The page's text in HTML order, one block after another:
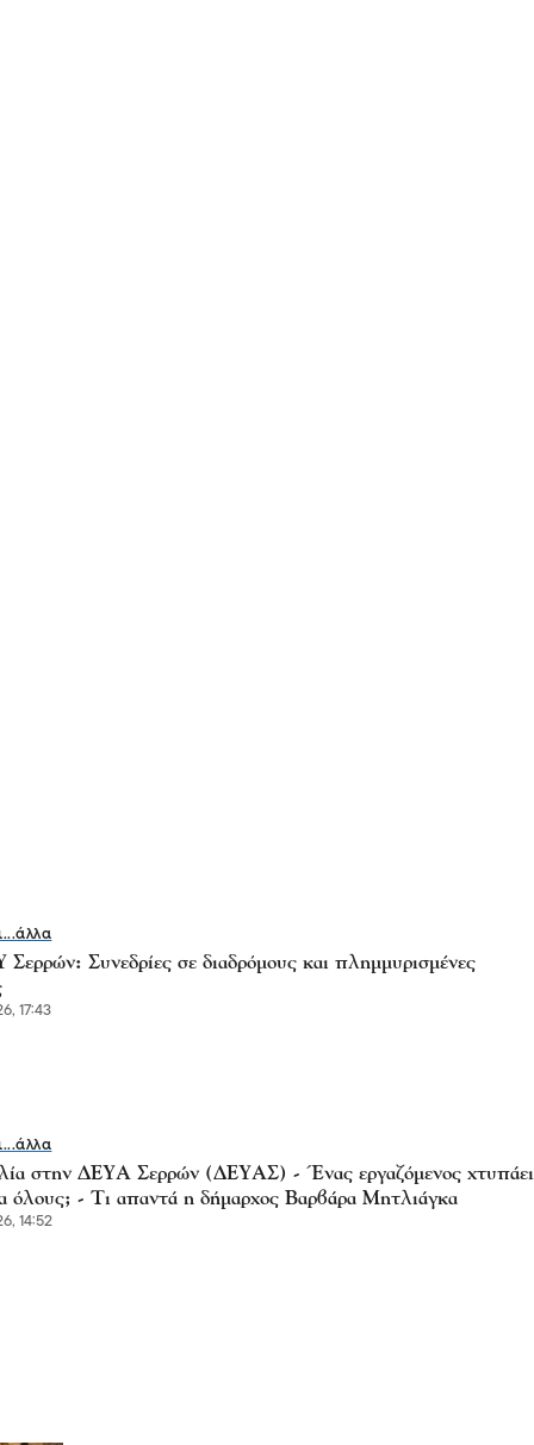
Συνεδρίες σε διαδρόμους και πλημμυρισμένες
17:43
στην ΔΕΥΑ Σερρών (ΔΕΥΑΣ) - Ένας εργαζόμενος χτυπάει
όλους; - Τι απαντά η δήμαρχος Βαρβάρα Μητλιάγκα
14:52